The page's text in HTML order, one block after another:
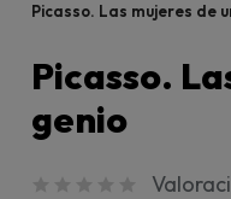
Picasso. Las mujeres de
Picasso.
genio